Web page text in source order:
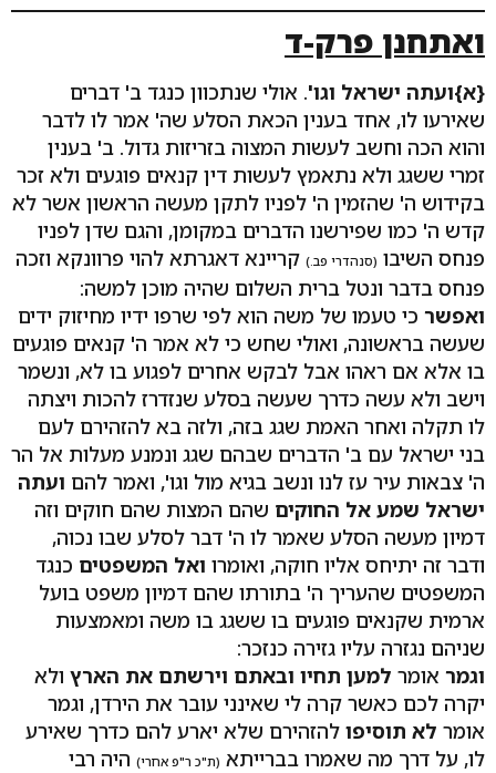
ואתחנן פרק-ד
{א}ועתה ישראל וגו'. אולי שנתכוון כנגד ב' דברים
שאירעו לו, אחד בענין הכאת הסלע שה' אמר לו לדבר
והוא הכה וחשב לעשות המצוה בזריזות גדול. ב' בענין
זמרי ששגג ולא נתאמץ לעשות דין קנאים פוגעים ולא זכר
בקידוש ה' שהזמין ה' לפניו לתקן מעשה הראשון אשר לא
קדש ה' כמו שפירשנו הדברים במקומן, והגם שדן לפניו
פנחס השיבו (סנהדרי פב.) קריינא דאגרתא להוי פרוונקא וזכה
פנחס בדבר ונטל ברית השלום שהיה מוכן למשה:
ואפשר כי טעמו של משה הוא לפי שרפו ידיו מחיזוק ידים
שעשה בראשונה, ואולי שחש כי לא אמר ה' קנאים פוגעים
בו אלא אם ראהו אבל לבקש אחרים לפגוע בו לא, ונשמר
וישב ולא עשה כדרך שעשה בסלע שנזדרז להכות ויצתה
לו תקלה ואחר האמת שגג בזה, ולזה בא להזהירם לעם
בני ישראל עם ב' הדברים שבהם שגג ונמנע מעלות אל הר
ה' צבאות עיר עז לנו ונשב בגיא מול וגו', ואמר להם ועתה
ישראל שמע אל החוקים שהם המצות שהם חוקים וזה
דמיון מעשה הסלע שאמר לו ה' דבר לסלע שבו נכוה,
ודבר זה יתיחס אליו חוקה, ואומרו ואל המשפטים כנגד
המשפטים שהעריך ה' בתורתו שהם דמיון משפט בועל
ארמית שקנאים פוגעים בו ששגג בו משה ומאמצעות
שניהם נגזרה עליו גזירה כנזכר:
וגמר אומר למען תחיו ובאתם וירשתם את הארץ ולא
יקרה לכם כאשר קרה לי שאינני עובר את הירדן, וגמר
אומר לא תוסיפו להזהירם שלא יארע להם כדרך שאירע
לו, על דרך מה שאמרו בברייתא (ת"כ ר"פ אחרי) היה רבי